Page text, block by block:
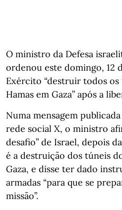
O ministro da Defesa
ordenou este domingo, 12
Exército “destruir todos
Hamas em Gaza” após a
Numa mensagem
rede social X, o ministro
desafio” de Israel, depois
é a destruição dos túneis
Gaza, e disse ter dado
armadas “para que se
missão”.